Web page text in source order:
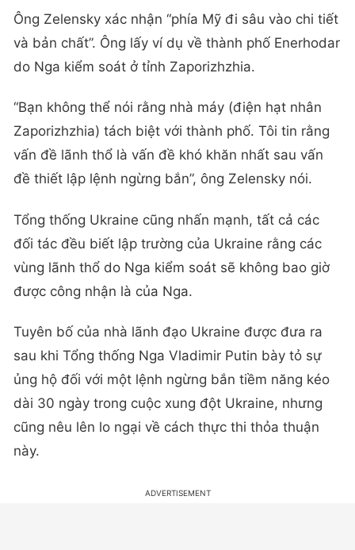
Ông Zelensky xác nhận “phía Mỹ đi sâu vào chi tiết
và bản chất”. Ông lấy ví dụ về thành phố Enerhodar
do Nga kiểm soát ở tỉnh Zaporizhzhia.
“Bạn không thể nói rằng nhà máy (điện hạt nhân
Zaporizhzhia) tách biệt với thành phố. Tôi tin rằng
vấn đề lãnh thổ là vấn đề khó khăn nhất sau vấn
đề thiết lập lệnh ngừng bắn”, ông Zelensky nói.
Tổng thống Ukraine cũng nhấn mạnh, tất cả các
đối tác đều biết lập trường của Ukraine rằng các
vùng lãnh thổ do Nga kiểm soát sẽ không bao giờ
được công nhận là của Nga.
Tuyên bố của nhà lãnh đạo Ukraine được đưa ra
sau khi Tổng thống Nga Vladimir Putin bày tỏ sự
ủng hộ đối với một lệnh ngừng bắn tiềm năng kéo
dài 30 ngày trong cuộc xung đột Ukraine, nhưng
cũng nêu lên lo ngại về cách thực thi thỏa thuận
này.